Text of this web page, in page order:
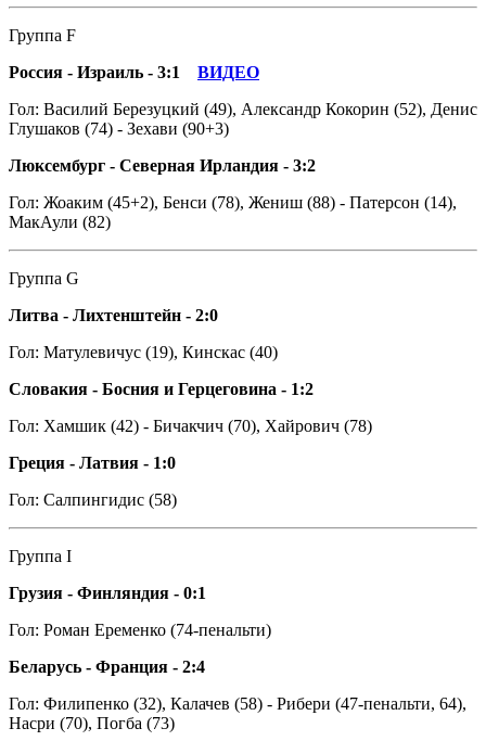
Группа F
Россия - Израиль - 3:1 ВИДЕО
Гол: Василий Березуцкий (49), Александр Кокорин (52), Денис
Глушаков (74) - Зехави (90+3)
Люксембург - Северная Ирландия - 3:2
Гол: Жоаким (45+2), Бенси (78), Жениш (88) - Патерсон (14),
МакАули (82)
Группа G
Литва - Лихтенштейн - 2:0
Гол: Матулевичус (19), Кинскас (40)
Словакия - Босния и Герцеговина - 1:2
Гол: Хамшик (42) - Бичакчич (70), Хайрович (78)
Греция - Латвия - 1:0
Гол: Салпингидис (58)
Группа I
Грузия - Финляндия - 0:1
Гол: Роман Еременко (74-пенальти)
Беларусь - Франция - 2:4
Гол: Филипенко (32), Калачев (58) - Рибери (47-пенальти, 64),
Насри (70), Погба (73)